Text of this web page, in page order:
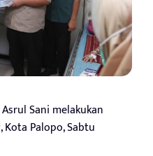
Sani melakukan
Kota Palopo, Sabtu